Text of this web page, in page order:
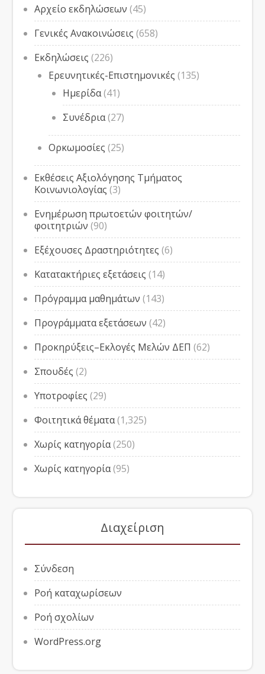
Αρχείο εκδηλώσεων (45)
Γενικές Ανακοινώσεις (658)
Εκδηλώσεις (226)
Ερευνητικές-Επιστημονικές (135)
Ημερίδα(41)
Συνέδρια(27)
Ορκωμοσίες (25)
Εκθέσεις Αξιολόγησης Τμήματος
Κοινωνιολογίας (3)
Ενημέρωση πρωτοετών φοιτητών/
φοιτητριών (90)
Εξέχουσες Δραστηριότητες (6)
Κατατακτήριες εξετάσεις (14)
Πρόγραμμα μαθημάτων (143)
Προγράμματα εξετάσεων (42)
Προκηρύξεις–Εκλογές Μελών ΔΕΠ (62)
Σπουδές (2)
Υποτροφίες (29)
Φοιτητικά θέματα(1,325)
Χωρίς κατηγορία(250)
Χωρίς κατηγορία(95)
Διαχείριση
Σύνδεση
Ροή καταχωρίσεων
Ροή σχολίων
WordPress.org